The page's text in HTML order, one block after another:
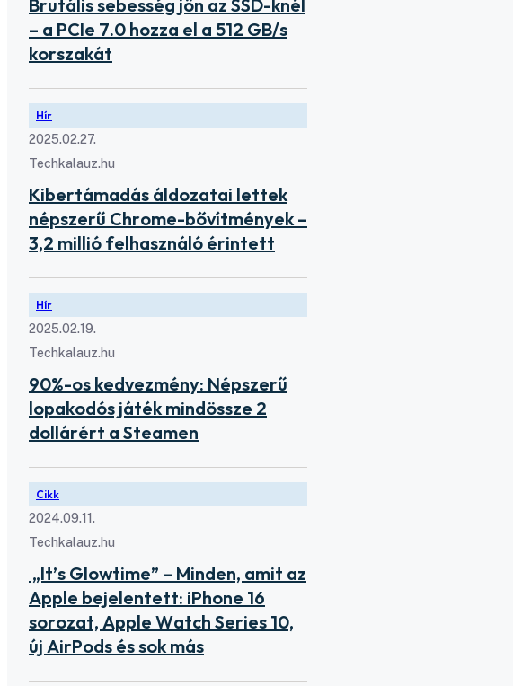
Brutális sebesség jön az SSD-knél
– a PCIe 7.0 hozza el a 512 GB/s
korszakát
Hír
2025.02.27.
Techkalauz.hu
Kibertámadás áldozatai lettek
népszerű Chrome-bővítmények –
3,2 millió felhasználó érintett
Hír
2025.02.19.
Techkalauz.hu
90%-os kedvezmény: Népszerű
lopakodós játék mindössze 2
dollárért a Steamen
Cikk
2024.09.11.
Techkalauz.hu
„It’s Glowtime” – Minden, amit az
Apple bejelentett: iPhone 16
sorozat, Apple Watch Series 10,
új AirPods és sok más